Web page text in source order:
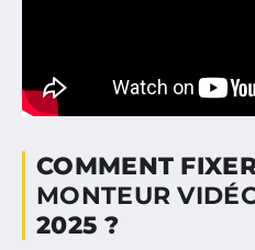
COMMENT
MONTEUR
2025 ?